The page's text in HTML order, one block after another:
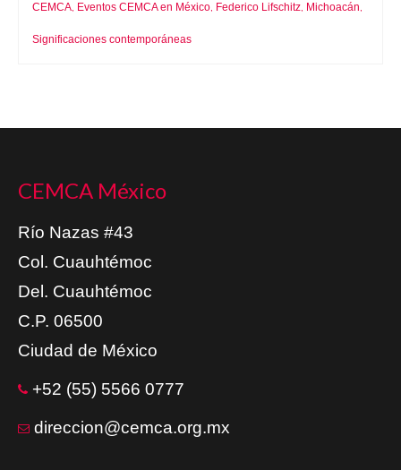
CEMCA, Eventos CEMCA en México, Federico Lifschitz, Michoacán,
Significaciones contemporáneas
CEMCA México
Río Nazas #43
Col. Cuauhtémoc
Del. Cuauhtémoc
C.P. 06500
Ciudad de México
+52 (55) 5566 0777
direccion@cemca.org.mx